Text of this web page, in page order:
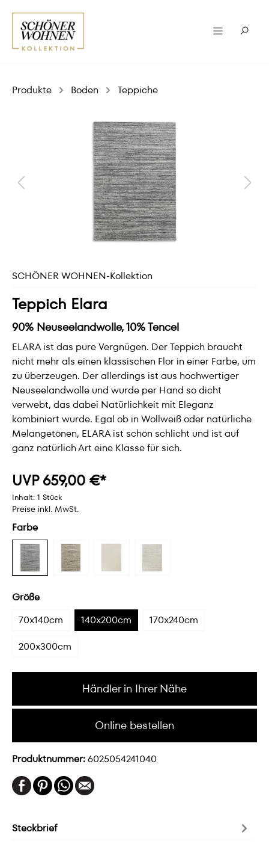
Produkte Boden Teppiche
SCHÖNER WOHNEN-Kollektion
Teppich Elara
90% Neuseelandwolle, 10% Tencel
ELARA ist das pure Vergnügen. Der Teppich braucht
nicht mehr als einen klassischen Flor in einer Farbe, um
zu überzeugen. Der allerdings ist aus hochwertiger
Neuseelandwolle und wurde per Hand so dicht
verwebt, das dabei Natürlichkeit mit Eleganz
kombiniert wurde. Egal ob in Wollweiß oder natürliche
Melangetönen, ELARA ist schön schlicht und ist auf
ganz natürlich Art eine Klasse für sich.
UVP 659,00 €*
Inhalt: 1 Stück
Preise inkl. MwSt.
Farbe
Größe
70x140cm
140x200cm
170x240cm
200x300cm
Händler in Ihrer Nähe
Online bestellen
Produktnummer:6025054241040
Steckbrief